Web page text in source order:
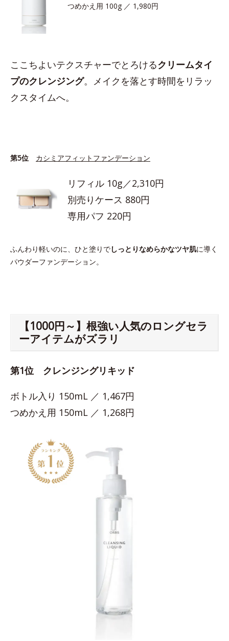
つめかえ用 100g ／ 1,980円
ここちよいテクスチャーでとろけるクリームタイ
プのクレンジング。メイクを落とす時間をリラッ
クスタイムへ。
第5位 カシミアフィットファンデーション
リフィル 10g／2,310円
別売りケース 880円
専用パフ 220円
ふんわり軽いのに、ひと塗りでしっとりなめらかなツヤ肌に導く
パウダーファンデーション。
【1000円～】根強い人気のロングセラ
ーアイテムがズラリ
第1位 クレンジングリキッド
ボトル入り 150mL ／ 1,467円
つめかえ用 150mL ／ 1,268円